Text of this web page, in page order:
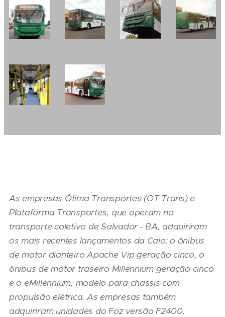
As empresas Ótima Transportes (OT Trans) e
Plataforma Transportes, que operam no
transporte coletivo de Salvador - BA, adquiriram
os mais recentes lançamentos da Caio: o ônibus
de motor dianteiro Apache Vip geração cinco, o
ônibus de motor traseiro Millennium geração cinco
e o eMillennium, modelo para chassis com
propulsão elétrica. As empresas também
adquiriram unidades do Foz versão F2400.